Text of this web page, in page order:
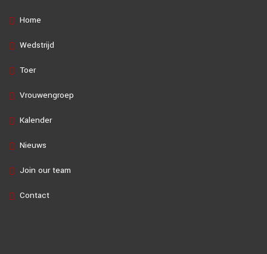
Home
Wedstrijd
Toer
Vrouwengroep
Kalender
Nieuws
Join our team
Contact